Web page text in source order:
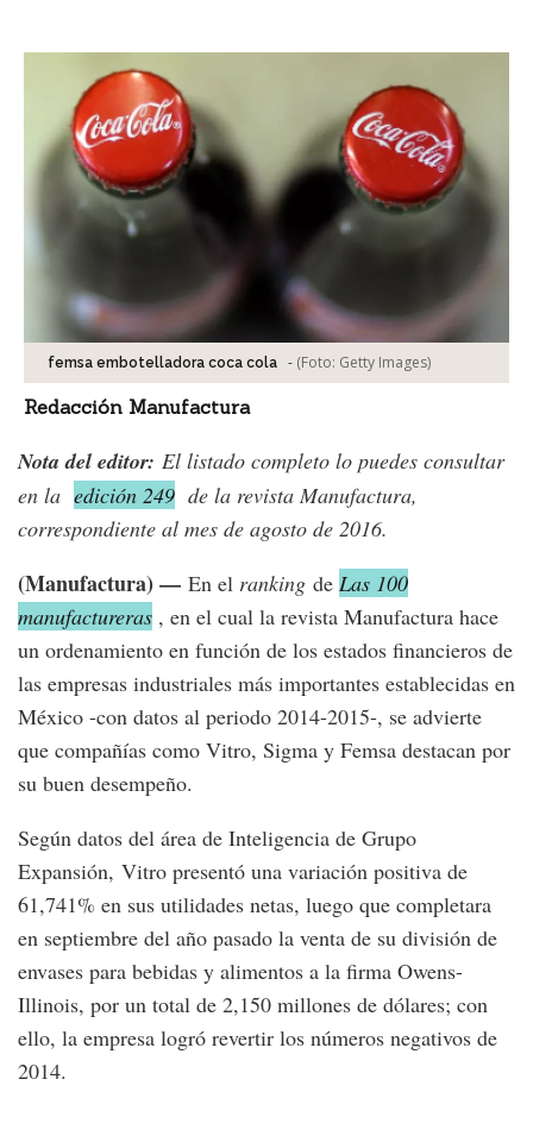
femsa embotelladora coca cola - (Foto: Getty Images)
Redacción Manufactura
Nota del editor: El listado completo lo puedes consultar
en la edición 249 de la revista Manufactura,
correspondiente al mes de agosto de 2016.
(Manufactura) — En el ranking de Las 100
manufactureras , en el cual la revista Manufactura hace
un ordenamiento en función de los estados financieros de
las empresas industriales más importantes establecidas en
México -con datos al periodo 2014-2015-, se advierte
que compañías como Vitro, Sigma y Femsa destacan por
su buen desempeño.
Según datos del área de Inteligencia de Grupo
Expansión, Vitro presentó una variación positiva de
61,741% en sus utilidades netas, luego que completara
en septiembre del año pasado la venta de su división de
envases para bebidas y alimentos a la firma Owens-
Illinois, por un total de 2,150 millones de dólares; con
ello, la empresa logró revertir los números negativos de
2014.